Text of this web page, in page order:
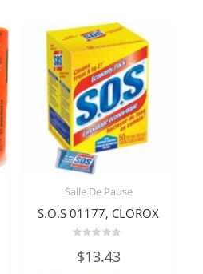
Salle De Pause
S.O.S 01177, CLOROX
0
sur
$13.43